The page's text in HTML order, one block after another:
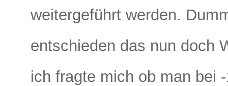
weitergeführt werden.
entschieden das nun doch
ich fragte mich ob man bei